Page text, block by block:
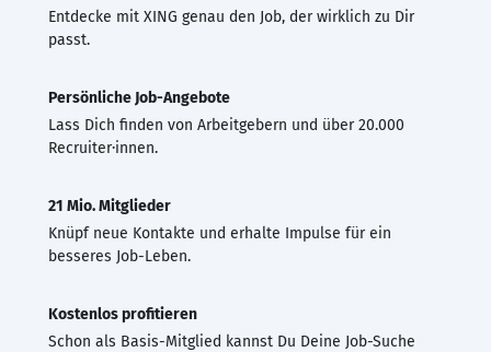
Entdecke mit XING genau den Job, der wirklich zu Dir
passt.
Persönliche Job-Angebote
Lass Dich finden von Arbeitgebern und über 20.000
Recruiter·innen.
21 Mio. Mitglieder
Knüpf neue Kontakte und erhalte Impulse für ein
besseres Job-Leben.
Kostenlos profitieren
Schon als Basis-Mitglied kannst Du Deine Job-Suche